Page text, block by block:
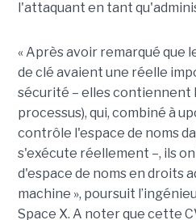
l'attaquant en tant
« Après avoir remarqué que
de clé avaient une réelle
sécurité – elles contiennent
processus), qui, combiné à
contrôle l'espace de noms
s'exécute réellement –, ils
d'espace de noms en droits
machine », poursuit
Space X. A noter que cette